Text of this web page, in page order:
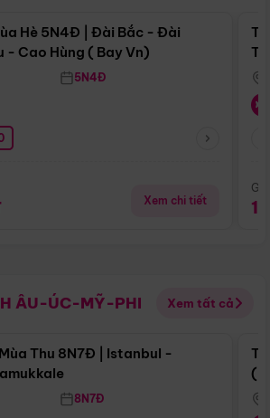
Hè 5N4Đ | Đài Bắc - Đài
- Cao Hùng ( Bay Vn)
5N4Đ
Xem chi tiết
ÂU-ÚC-MỸ-PHI Xem tất cả
Điểm nổi bật
Thu 8N7Đ | Istanbul -
8N7Đ